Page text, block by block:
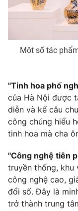
Cơ quan chủ quản:
Giấy phép hoạt
cấp ngày 29/12/2023
Vũ
Phó Tổng Biên tập:
Nguyễn Trọng Ninh
Tổng đài VTV:
Ðiện thoại Thời báo
Email:
Một số tác
"Tinh hoa phố
của Hà Nội được
diễn và kể câu
công chúng hiểu
tinh hoa mà cha
"Công nghệ tiên
truyền thống, khu
công nghệ cao,
đổi số. Đây là
trở thành trung